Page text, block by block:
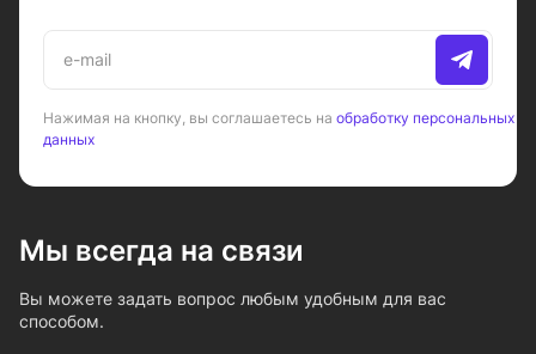
Нажимая на кнопку, вы соглашаетесь на обработку персональных
данных
Мы всегда на связи
Вы можете задать вопрос любым удобным для вас
способом.